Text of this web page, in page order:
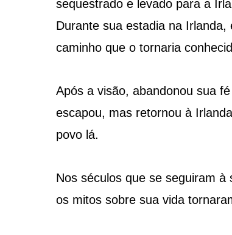
sequestrado e levado para a
Durante sua estadia na
caminho que o tornaria
Após a visão, abandonou sua
escapou, mas retornou à
povo lá.
Nos séculos que se seguiram
os mitos sobre sua vida